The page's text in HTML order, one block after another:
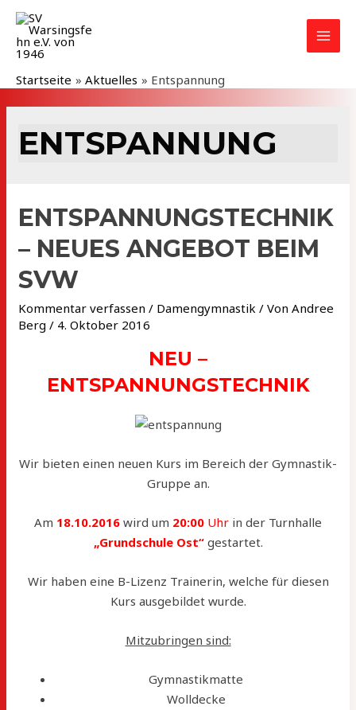
Zum
Inhalt
springen
Startseite Aktuelles Entspannung
ENTSPANNUNG
ENTSPANNUNGSTECHNIK
– NEUES ANGEBOT BEIM
SVW
Kommentar verfassen / Damengymnastik / VonAndree
Berg / 4. Oktober 2016
NEU –
ENTSPANNUNGSTECHNIK
Wir bieten einen neuen Kurs im Bereich der Gymnastik-
Gruppe an.
Am 18.10.2016 wird um 20:00 Uhr in der Turnhalle
„Grundschule Ost“gestartet.
Wir haben eine B-Lizenz Trainerin, welche für diesen
Kurs ausgebildet wurde.
Mitzubringen sind:
Gymnastikmatte
Wolldecke